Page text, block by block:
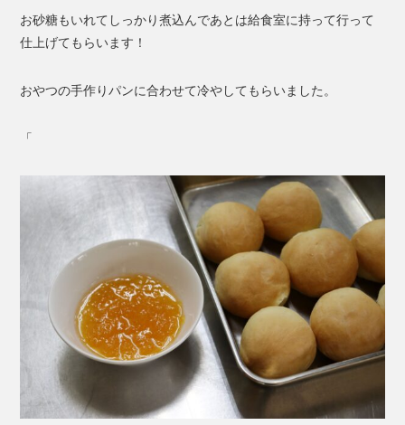
お砂糖もいれてしっかり煮込んであとは給食室に持って行って
仕上げてもらいます！
おやつの手作りパンに合わせて冷やしてもらいました。
「